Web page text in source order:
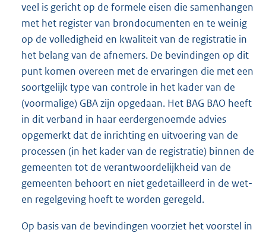
veel is gericht op de formele eisen die samenhangen
met het register van brondocumenten en te weinig
op de volledigheid en kwaliteit van de registratie in
het belang van de afnemers. De bevindingen op dit
punt komen overeen met de ervaringen die met een
soortgelijk type van controle in het kader van de
(voormalige) GBA zijn opgedaan. Het BAG BAO heeft
in dit verband in haar eerdergenoemde advies
opgemerkt dat de inrichting en uitvoering van de
processen (in het kader van de registratie) binnen de
gemeenten tot de verantwoordelijkheid van de
gemeenten behoort en niet gedetailleerd in de wet-
en regelgeving hoeft te worden geregeld.
Op basis van de bevindingen voorziet het voorstel in